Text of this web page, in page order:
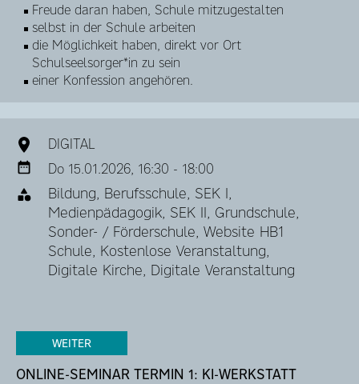
Freude daran haben, Schule mitzugestalten
selbst in der Schule arbeiten
die Möglichkeit haben, direkt vor Ort
Schulseelsorger*in zu sein
einer Konfession angehören.
DIGITAL
Do 15.01.2026, 16:30 - 18:00
Bildung, Berufsschule, SEK I,
Medienpädagogik, SEK II, Grundschule,
Sonder- / Förderschule, Website HB1
Schule, Kostenlose Veranstaltung,
Digitale Kirche, Digitale Veranstaltung
WEITER
ONLINE-SEMINAR TERMIN 1: KI-WERKSTATT